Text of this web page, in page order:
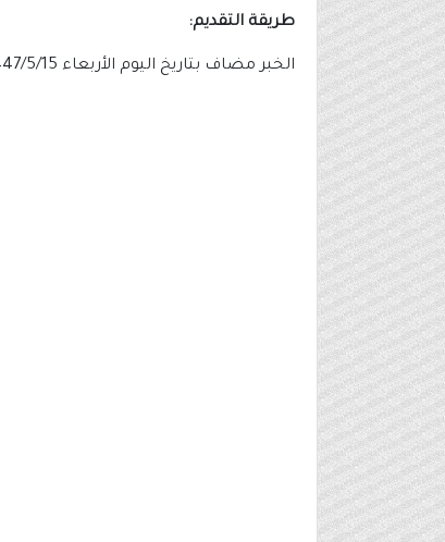
طريقة التقديم:
الخبر مضاف بتاريخ اليوم الأربعاء 1447/5/15هـ (الموافق 2025/11/5م) عبر اختيار الوظيفة وتعبئة الطلب على الرابط الموضح بالأسفل باللون الأخضر والأسود